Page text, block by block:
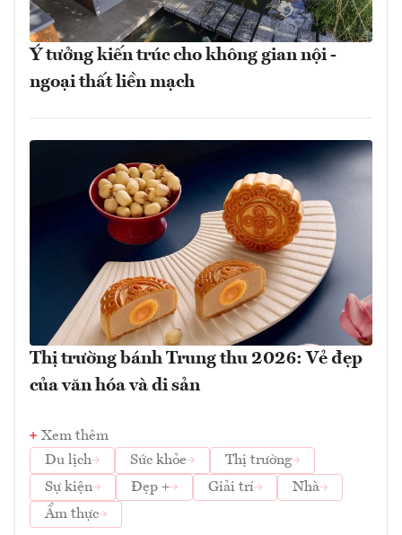
Ý tưởng kiến trúc cho không gian nội -
ngoại thất liền mạch
Thị trường bánh Trung thu 2026: Vẻ đẹp
của văn hóa và di sản
Xem thêm
Du lịch
Sức khỏe
Thị trường
Sự kiện
Đẹp + Giải trí
Nhà
Ẩm thực